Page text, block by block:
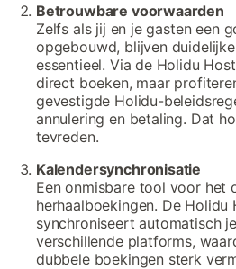
Betrouwbare voorwaarden
Zelfs als jij en je gasten een
opgebouwd, blijven
essentieel. Via de Holidu
direct boeken, maar
gevestigde Holidu-
annulering en betaling. Dat
tevreden.
Kalendersynchronisatie
Een onmisbare tool voor het
herhaalboekingen. De Holidu
synchroniseert automatisch
verschillende platforms,
dubbele boekingen sterk